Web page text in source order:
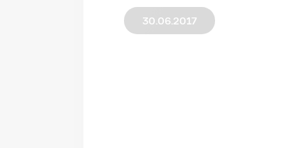
30.06.2017